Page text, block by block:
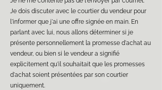
Je dois discuter avec le courtier du vendeur pour
l'informer que j'ai une offre signée en main. En
parlant avec lui, nous allons déterminer si je
présente personnellement la promesse d'achat au
vendeur, ou bien si le vendeur a signifié
explicitement qu'il souhaitait que les promesses
d'achat soient présentées par son courtier
uniquement.